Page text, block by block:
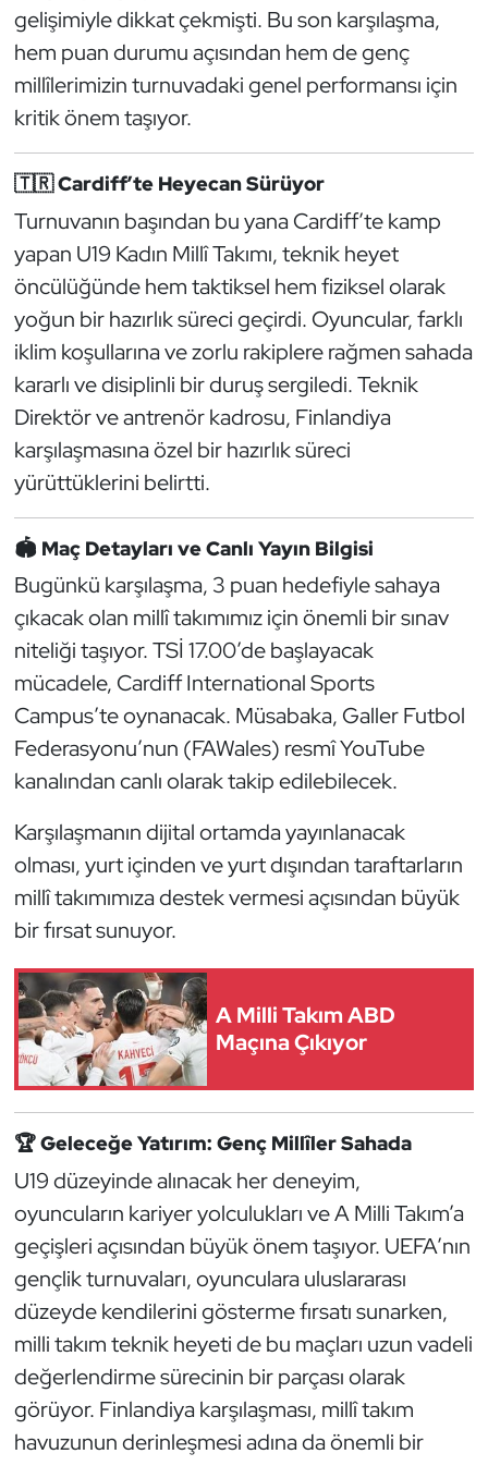
gelişimiyle dikkat çekmişti. Bu son karşılaşma,
hem puan durumu açısından hem de genç
millîlerimizin turnuvadaki genel performansı için
kritik önem taşıyor.
🇹🇷Cardiff’te Heyecan Sürüyor
Turnuvanın başından bu yana Cardiff’te kamp
yapan U19 Kadın Millî Takımı, teknik heyet
öncülüğünde hem taktiksel hem fiziksel olarak
yoğun bir hazırlık süreci geçirdi. Oyuncular, farklı
iklim koşullarına ve zorlu rakiplere rağmen sahada
kararlı ve disiplinli bir duruş sergiledi. Teknik
Direktör ve antrenör kadrosu, Finlandiya
karşılaşmasına özel bir hazırlık süreci
yürüttüklerini belirtti.
🏟️ Maç Detayları ve Canlı Yayın Bilgisi
Bugünkü karşılaşma, 3 puan hedefiyle sahaya
çıkacak olan millî takımımız için önemli bir sınav
niteliği taşıyor. TSİ 17.00’de başlayacak
mücadele, Cardiff International Sports
Campus’te oynanacak. Müsabaka, Galler Futbol
Federasyonu’nun (FAWales) resmî YouTube
kanalından canlı olarak takip edilebilecek.
Karşılaşmanın dijital ortamda yayınlanacak
olması, yurt içinden ve yurt dışından taraftarların
millî takımımıza destek vermesi açısından büyük
bir fırsat sunuyor.
A Milli Takım ABD
Maçına Çıkıyor
🏆Geleceğe Yatırım: Genç Millîler Sahada
U19 düzeyinde alınacak her deneyim,
oyuncuların kariyer yolculukları ve A Milli Takım’a
geçişleri açısından büyük önem taşıyor. UEFA’nın
gençlik turnuvaları, oyunculara uluslararası
düzeyde kendilerini gösterme fırsatı sunarken,
milli takım teknik heyeti de bu maçları uzun vadeli
değerlendirme sürecinin bir parçası olarak
görüyor. Finlandiya karşılaşması, millî takım
havuzunun derinleşmesi adına da önemli bir
Güreş
Halter
Hava Sporları
Hentbol
İşitme Engelli Sporcular
Judo ve Kuraş
Kano ve Rafting
Karate
Kayak
Kick Boks
Kürek
Masa Tenisi
Modern Pentatlon
Motor Sporları
Muay Thai
Okçuluk
Oryantiring
Özel Sporcular
Paralimpik
Ragbi
Satranç
Su Topu
Sualtı Sporları
Tekvando
Tenis